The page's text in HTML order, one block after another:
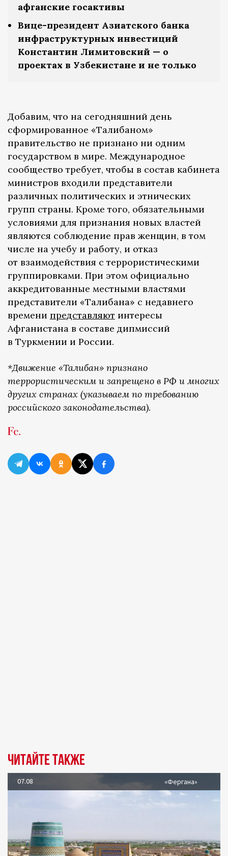
афганские госактивы
Вице-президент Азиатского банка
инфраструктурных инвестиций
Константин Лимитовский — о
проектах в Узбекистане и не только
Добавим, что на сегодняшний день
сформированное «Талибаном»
правительство не признано ни одним
государством в мире. Международное
сообщество требует, чтобы в состав кабинета
министров входили представители
различных политических и этнических
групп страны. Кроме того, обязательными
условиями для признания новых властей
являются соблюдение прав женщин, в том
числе на учебу и работу, и отказ
от взаимодействия с террористическими
группировками. При этом официально
аккредитованные местными властями
представители «Талибана» с недавнего
времени представляют интересы
Афганистана в составе дипмиссий
в Туркмении и России.
*Движение «Талибан» признано
террористическим и запрещено в РФ и многих
других странах (указываем по требованию
российского законодательства).
Читайте также
07.08 «Фергана»